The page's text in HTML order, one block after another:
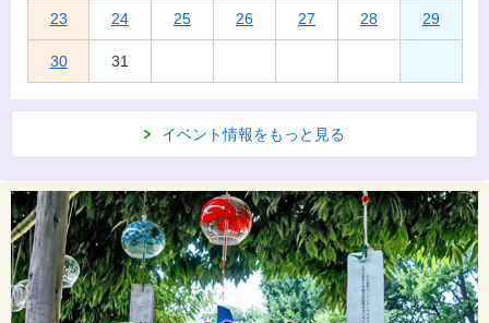
23 24 25 26 27 28 29
30 31
イベント情報をもっと見る